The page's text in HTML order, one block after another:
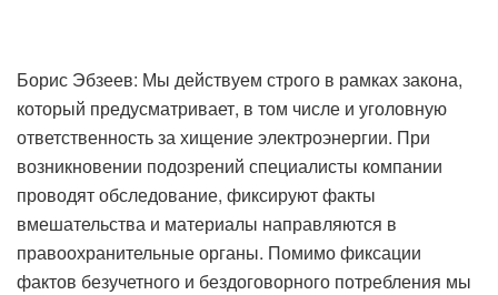
Борис Эбзеев: Мы действуем строго в рамках закона,
который предусматривает, в том числе и уголовную
ответственность за хищение электроэнергии. При
возникновении подозрений специалисты компании
проводят обследование, фиксируют факты
вмешательства и материалы направляются в
правоохранительные органы. Помимо фиксации
фактов безучетного и бездоговорного потребления мы